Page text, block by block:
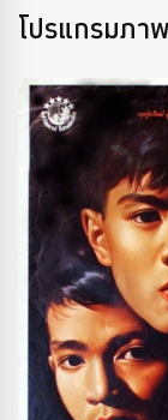
โปรแกรมภา